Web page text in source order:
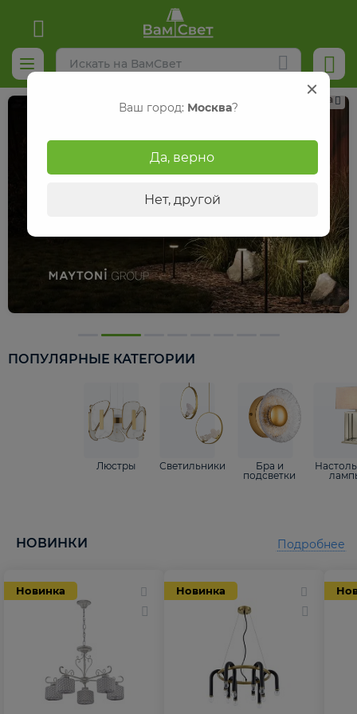
Реклама
ПОПУЛЯРНЫЕ КАТЕГОРИИ
Люстры Светильники
Бра и
подсветки
НОВИНКИ
Новинка Новинка
Подробнее
Ваш город: Москва?
Да, верно
Нет, другой